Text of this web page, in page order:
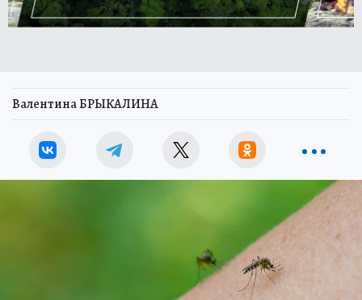
Валентина БРЫКАЛИНА